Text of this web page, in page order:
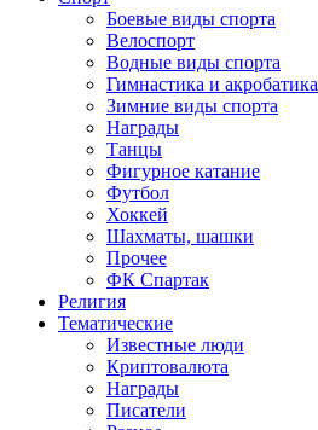
Боевые виды спорта
Велоспорт
Водные виды спорта
Гимнастика и акробатика
Зимние виды спорта
Награды
Танцы
Фигурное катание
Футбол
Хоккей
Шахматы, шашки
Прочее
ФК Спартак
Религия
Тематические
Известные люди
Криптовалюта
Награды
Писатели